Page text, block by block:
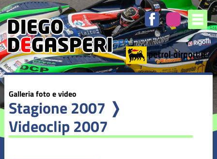
Galleria foto e video
Stagione 2007 ❭
Videoclip 2007
1
/
4
-
Fine
stagione
2006
Video
Motorissima
2
/
4
-
ESTERNI
-
Rieti
Ascoli
/Nevegal
3
/
4
-
ESTERNI
-
Caprino
Spino
/
4
/
4
-
ESTERNI
-
Lima
Popoli
/Pedavena